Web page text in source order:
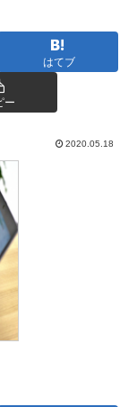
はてブ
ー
2020.05.18